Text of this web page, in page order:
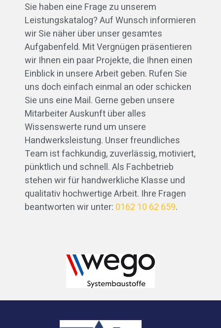
Sie haben eine Frage zu unserem
Leistungskatalog? Auf Wunsch informieren
wir Sie näher über unser gesamtes
Aufgabenfeld. Mit Vergnügen präsentieren
wir Ihnen ein paar Projekte, die Ihnen einen
Einblick in unsere Arbeit geben. Rufen Sie
uns doch einfach einmal an oder schicken
Sie uns eine Mail. Gerne geben unsere
Mitarbeiter Auskunft über alles
Wissenswerte rund um unsere
Handwerksleistung. Unser freundliches
Team ist fachkundig, zuverlässig, motiviert,
pünktlich und schnell. Als Fachbetrieb
stehen wir für handwerkliche Klasse und
qualitativ hochwertige Arbeit. Ihre Fragen
beantworten wir unter: 0162 10 62 659.